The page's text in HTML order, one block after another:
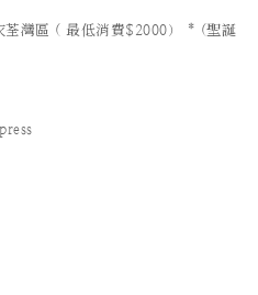
荃灣區 ( 最低消費$2000） * (聖誕